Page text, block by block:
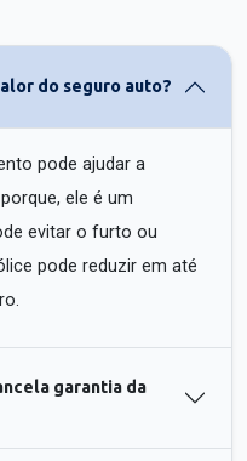
do seguro auto?
pode ajudar a
ele é um
evitar o furto ou
pode reduzir em até
garantia da